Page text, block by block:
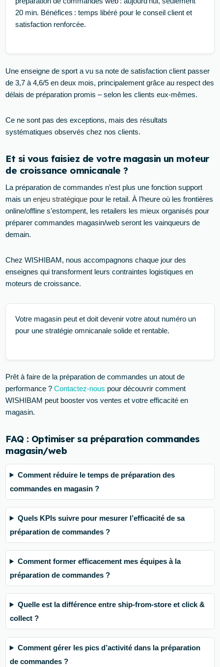
20 min. Bénéfices : temps libéré pour le conseil client et
satisfaction renforcée.
Une enseigne de sport a vu sa note de satisfaction client passer
de 3,7 à 4,6/5 en deux mois, principalement grâce au respect des
délais de préparation promis – selon les clients eux-mêmes.
Ce ne sont pas des exceptions, mais des résultats
systématiques observés chez nos clients.
Et si vous faisiez de votre magasin un moteur
de croissance omnicanale ?
La préparation de commandes n’est plus une fonction support
mais unenjeu stratégique pour le retail. À l’heure où les frontières
online/offline s’estompent, les retailers les mieux organisés pour
préparer commandes magasin/web seront les vainqueurs de
demain.
Chez WISHIBAM, nous accompagnons chaque jour des
enseignes qui transforment leurs contraintes logistiques en
moteurs de croissance.
Votre magasin peut et doit devenir votre atout numéro un
pour une stratégie omnicanale solide et rentable.
Prêt à faire de la préparation de commandes un atout de
performance ?Contactez-nous pour découvrir comment
WISHIBAM peut booster vos ventes et votre efficacité en
magasin.
FAQ : Optimiser sa préparation commandes
magasin/web
Comment réduire le temps de préparation des
commandes en magasin ?
Quels KPIs suivre pour mesurer l’efficacité de sa
préparation de commandes ?
Comment former efficacement mes équipes à la
préparation de commandes ?
Quelle est la différence entre ship-from-store et click &
collect ?
Comment gérer les pics d’activité dans la préparation
de commandes ?